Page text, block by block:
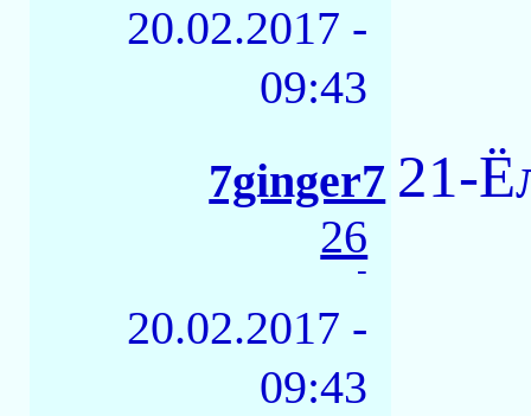
20.02.2017 -
09:43
7ginger7
26
-
20.02.2017 -
09:43
21-